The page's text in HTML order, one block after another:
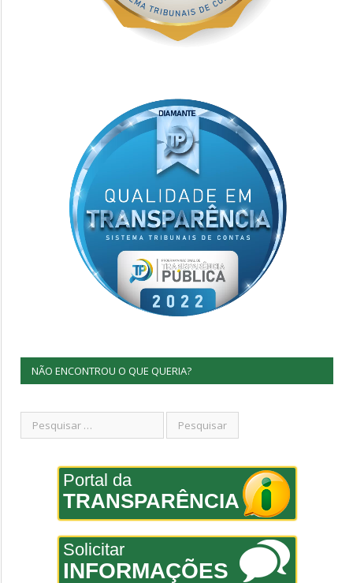
NÃO ENCONTROU O QUE QUERIA?
Portal da
TRANSPARÊNCIA
Solicitar
INFORMAÇÕES